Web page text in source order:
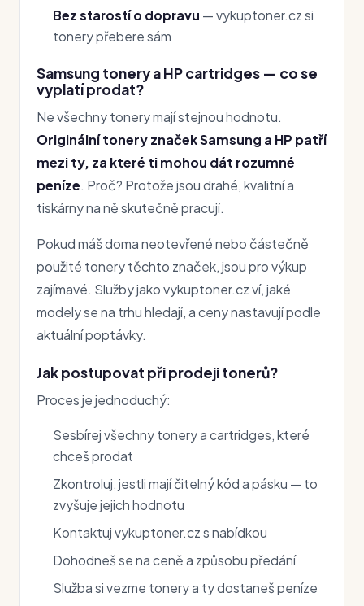
Bez starostí o dopravu — vykuptoner.cz si
tonery přebere sám
Samsung tonery a HP cartridges — co se
vyplatí prodat?
Ne všechny tonery mají stejnou hodnotu.
Originální tonery značek Samsung a HP patří
mezi ty, za které ti mohou dát rozumné
peníze. Proč? Protože jsou drahé, kvalitní a
tiskárny na ně skutečně pracují.
Pokud máš doma neotevřené nebo částečně
použité tonery těchto značek, jsou pro výkup
zajímavé. Služby jako vykuptoner.cz ví, jaké
modely se na trhu hledají, a ceny nastavují podle
aktuální poptávky.
Jak postupovat při prodeji tonerů?
Proces je jednoduchý:
Sesbírej všechny tonery a cartridges, které
chceš prodat
Zkontroluj, jestli mají čitelný kód a pásku — to
zvyšuje jejich hodnotu
Kontaktuj vykuptoner.cz s nabídkou
Dohodneš se na ceně a způsobu předání
Služba si vezme tonery a ty dostaneš peníze